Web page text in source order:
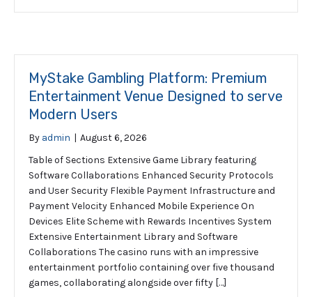
MyStake Gambling Platform: Premium
Entertainment Venue Designed to serve
Modern Users
By admin | August 6, 2026
Table of Sections Extensive Game Library featuring
Software Collaborations Enhanced Security Protocols
and User Security Flexible Payment Infrastructure and
Payment Velocity Enhanced Mobile Experience On
Devices Elite Scheme with Rewards Incentives System
Extensive Entertainment Library and Software
Collaborations The casino runs with an impressive
entertainment portfolio containing over five thousand
games, collaborating alongside over fifty […]